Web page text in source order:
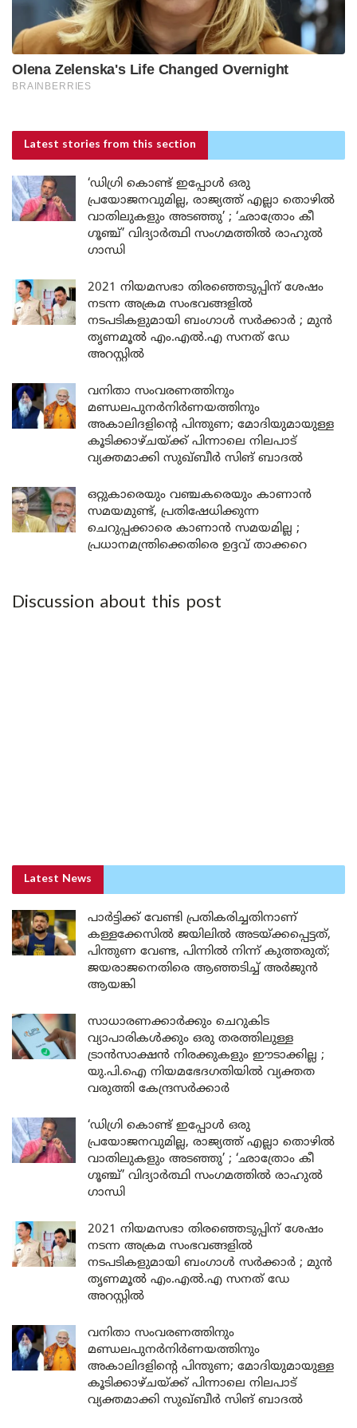
Latest stories from this section
‘ഡിഗ്രി കൊണ്ട് ഇപ്പോൾ ഒരു
പ്രയോജനവുമില്ല, രാജ്യത്ത് എല്ലാ തൊഴിൽ
വാതിലുകളും അടഞ്ഞു’ ; ‘ഛാത്രോം കീ
ഗൂഞ്ച്’ വിദ്യാർത്ഥി സംഗമത്തിൽ രാഹുൽ
ഗാന്ധി
2021 നിയമസഭാ തിരഞ്ഞെടുപ്പിന് ശേഷം
നടന്ന അക്രമ സംഭവങ്ങളിൽ
നടപടികളുമായി ബംഗാൾ സർക്കാർ ; മുൻ
തൃണമൂൽ എം.എൽ.എ സനത് ഡേ
അറസ്റ്റിൽ
വനിതാ സംവരണത്തിനും
മണ്ഡലപുനർനിർണയത്തിനും
അകാലിദളിന്റെ പിന്തുണ; മോദിയുമായുള്ള
കൂടിക്കാഴ്ചയ്ക്ക് പിന്നാലെ നിലപാട്
വ്യക്തമാക്കി സുഖ്ബീർ സിങ് ബാദൽ
ഒറ്റുകാരെയും വഞ്ചകരെയും കാണാൻ
സമയമുണ്ട്, പ്രതിഷേധിക്കുന്ന
ചെറുപ്പക്കാരെ കാണാൻ സമയമില്ല ;
പ്രധാനമന്ത്രിക്കെതിരെ ഉദ്ദവ് താക്കറെ
Discussion about this post
Latest News
പാർട്ടിക്ക് വേണ്ടി പ്രതികരിച്ചതിനാണ്
കള്ളക്കേസിൽ ജയിലിൽ അടയ്ക്കപ്പെട്ടത്,
പിന്തുണ വേണ്ട, പിന്നിൽ നിന്ന് കുത്തരുത്;
ജയരാജനെതിരെ ആഞ്ഞടിച്ച് അർജുൻ
ആയങ്കി
സാധാരണക്കാർക്കും ചെറുകിട
വ്യാപാരികൾക്കും ഒരു തരത്തിലുള്ള
ട്രാൻസാക്ഷൻ നിരക്കുകളും ഈടാക്കില്ല ;
യു.പി.ഐ നിയമഭേദഗതിയിൽ വ്യക്തത
വരുത്തി കേന്ദ്രസർക്കാർ
‘ഡിഗ്രി കൊണ്ട് ഇപ്പോൾ ഒരു
പ്രയോജനവുമില്ല, രാജ്യത്ത് എല്ലാ തൊഴിൽ
വാതിലുകളും അടഞ്ഞു’ ; ‘ഛാത്രോം കീ
ഗൂഞ്ച്’ വിദ്യാർത്ഥി സംഗമത്തിൽ രാഹുൽ
ഗാന്ധി
2021 നിയമസഭാ തിരഞ്ഞെടുപ്പിന് ശേഷം
നടന്ന അക്രമ സംഭവങ്ങളിൽ
നടപടികളുമായി ബംഗാൾ സർക്കാർ ; മുൻ
തൃണമൂൽ എം.എൽ.എ സനത് ഡേ
അറസ്റ്റിൽ
വനിതാ സംവരണത്തിനും
മണ്ഡലപുനർനിർണയത്തിനും
അകാലിദളിന്റെ പിന്തുണ; മോദിയുമായുള്ള
കൂടിക്കാഴ്ചയ്ക്ക് പിന്നാലെ നിലപാട്
വ്യക്തമാക്കി സുഖ്ബീർ സിങ് ബാദൽ